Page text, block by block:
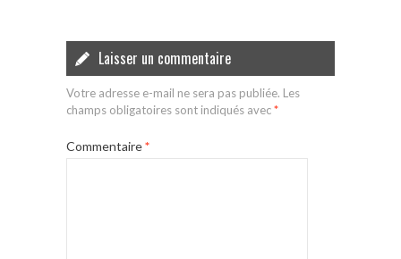
Laisser un commentaire
Votre adresse e-mail ne sera pas publiée. Les
champs obligatoires sont indiqués avec*
Commentaire*